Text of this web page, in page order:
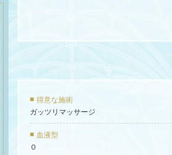
得意な施術
ガッツリマッサージ
血液型
０